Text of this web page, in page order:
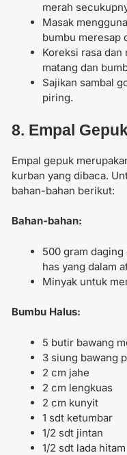
merah
Masak
bumbu meresap
Koreksi rasa dan
matang dan
Sajikan sambal
piring.
8. Empal
Empal gepuk
kurban yang dibaca.
bahan-bahan berikut:
Bahan-bahan:
500 gram daging
has yang dalam
Minyak untuk
Bumbu Halus:
5 butir bawang
3 siung bawang
2 cm jahe
2 cm lengkuas
2 cm kunyit
1 sdt ketumbar
1/2 sdt jintan
1/2 sdt lada hitam